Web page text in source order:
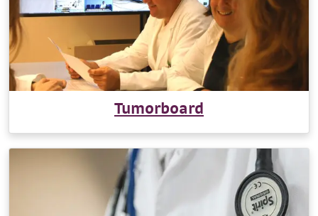
Tumorboard